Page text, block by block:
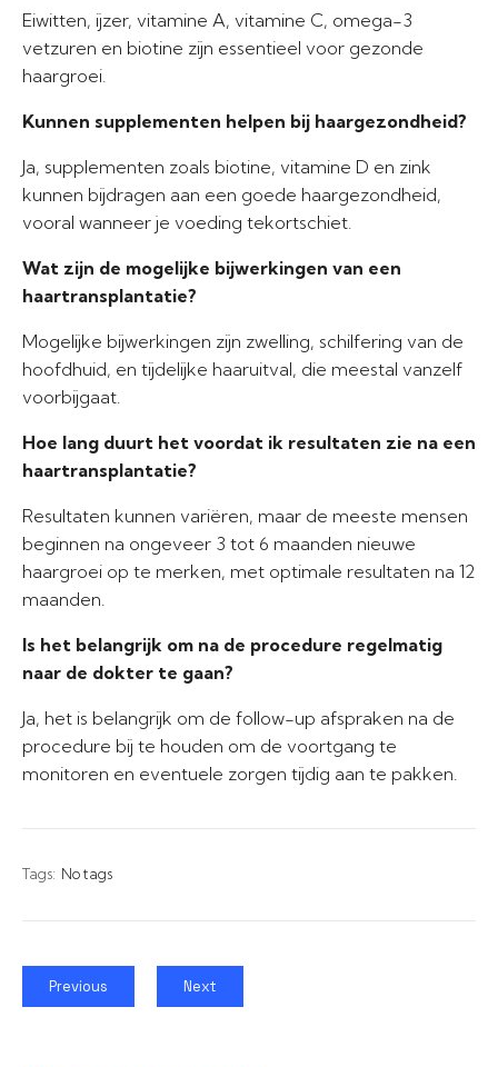
Eiwitten, ijzer, vitamine A, vitamine C, omega-3
vetzuren en biotine zijn essentieel voor gezonde
haargroei.
Kunnen supplementen helpen bij haargezondheid?
Ja, supplementen zoals biotine, vitamine D en zink
kunnen bijdragen aan een goede haargezondheid,
vooral wanneer je voeding tekortschiet.
Wat zijn de mogelijke bijwerkingen van een
haartransplantatie?
Mogelijke bijwerkingen zijn zwelling, schilfering van de
hoofdhuid, en tijdelijke haaruitval, die meestal vanzelf
voorbijgaat.
Hoe lang duurt het voordat ik resultaten zie na een
haartransplantatie?
Resultaten kunnen variëren, maar de meeste mensen
beginnen na ongeveer 3 tot 6 maanden nieuwe
haargroei op te merken, met optimale resultaten na 12
maanden.
Is het belangrijk om na de procedure regelmatig
naar de dokter te gaan?
Ja, het is belangrijk om de follow-up afspraken na de
procedure bij te houden om de voortgang te
monitoren en eventuele zorgen tijdig aan te pakken.
Tags: No tags
Previous Next